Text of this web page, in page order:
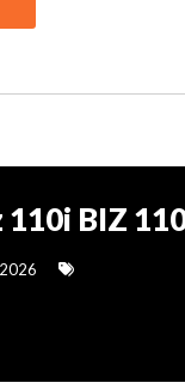
110i BIZ